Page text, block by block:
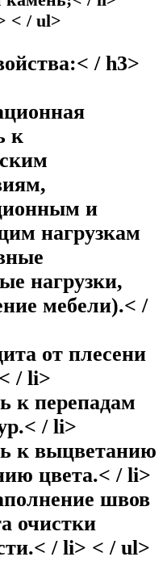
< / ul>
/ h3>
к
и
нагрузкам
нагрузки,
мебели).< /
от плесени
/ li>
к перепадам
/ li>
к выцветанию
цвета.< / li>
швов
очистки
/ li> < / ul>